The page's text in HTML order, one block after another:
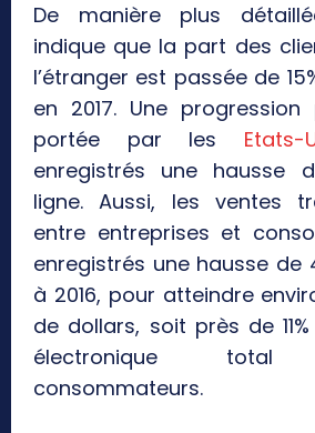
De manière plus
indique que la part des
l’étranger est passée de
en 2017. Une progression
portée par les Etats-
enregistrés une hausse
ligne. Aussi, les ventes
entre entreprises et
enregistrés une hausse de
à 2016, pour atteindre
de dollars, soit près de
électronique total
consommateurs.